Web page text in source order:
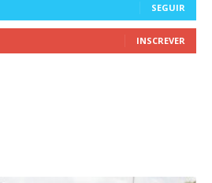
SEGUIR
INSCREVER